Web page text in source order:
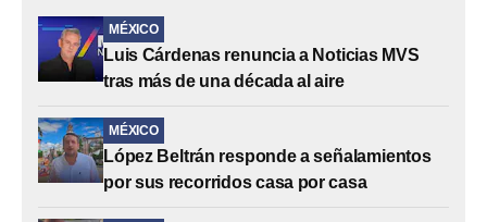
MÉXICO
Luis Cárdenas renuncia a Noticias MVS
tras más de una década al aire
MÉXICO
López Beltrán responde a señalamientos
por sus recorridos casa por casa